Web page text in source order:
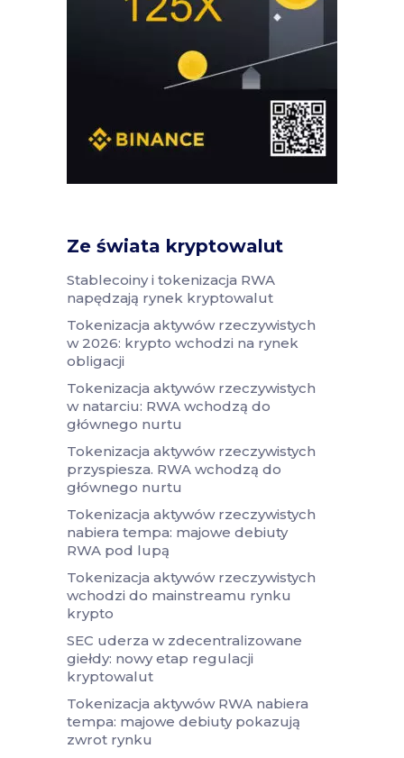
Ze świata kryptowalut
Stablecoiny i tokenizacja RWA
napędzają rynek kryptowalut
Tokenizacja aktywów rzeczywistych
w 2026: krypto wchodzi na rynek
obligacji
Tokenizacja aktywów rzeczywistych
w natarciu: RWA wchodzą do
głównego nurtu
Tokenizacja aktywów rzeczywistych
przyspiesza. RWA wchodzą do
głównego nurtu
Tokenizacja aktywów rzeczywistych
nabiera tempa: majowe debiuty
RWA pod lupą
Tokenizacja aktywów rzeczywistych
wchodzi do mainstreamu rynku
krypto
SEC uderza w zdecentralizowane
giełdy: nowy etap regulacji
kryptowalut
Tokenizacja aktywów RWA nabiera
tempa: majowe debiuty pokazują
zwrot rynku